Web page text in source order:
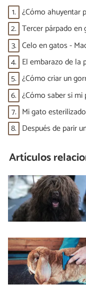
1. ¿Cómo ahuyentar
2. Tercer párpado en
3. Celo en gatos -
4. El embarazo de la
5. ¿Cómo criar un
6. ¿Cómo saber si
7. Mi gato
8. Después de parir
Artículos